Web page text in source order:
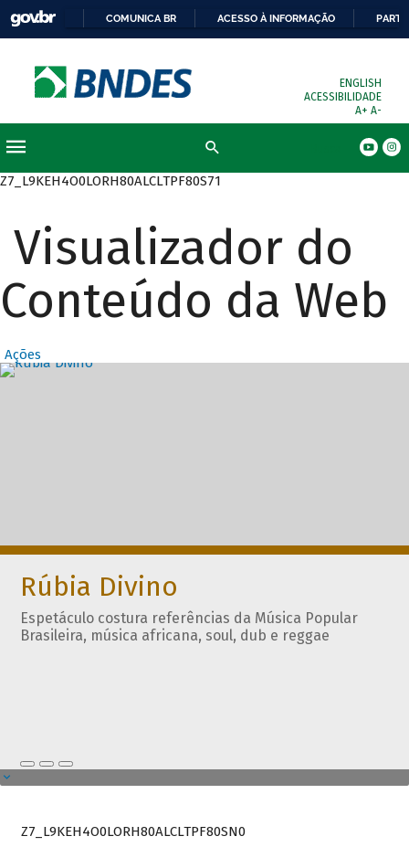
COMUNICA BR ACESSO À INFORMAÇÃO
ENGLISH
ACESSIBILIDADE
A+ A-
Z7_L9KEH4O0LORH80ALCLTPF80S71
Visualizador do
Conteúdo da Web
Ações
Destaques
Rúbia Divino
Espetáculo costura referências da Música Popular
Brasileira, música africana, soul, dub e reggae
Z7_L9KEH4O0LORH80ALCLTPF80SN0